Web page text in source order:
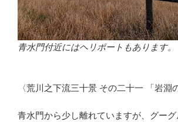
青水門付近にはヘリポートもあります。
〈荒川之下流三十景 その二十一 「岩淵
青水門から少し離れていますが、グーグ